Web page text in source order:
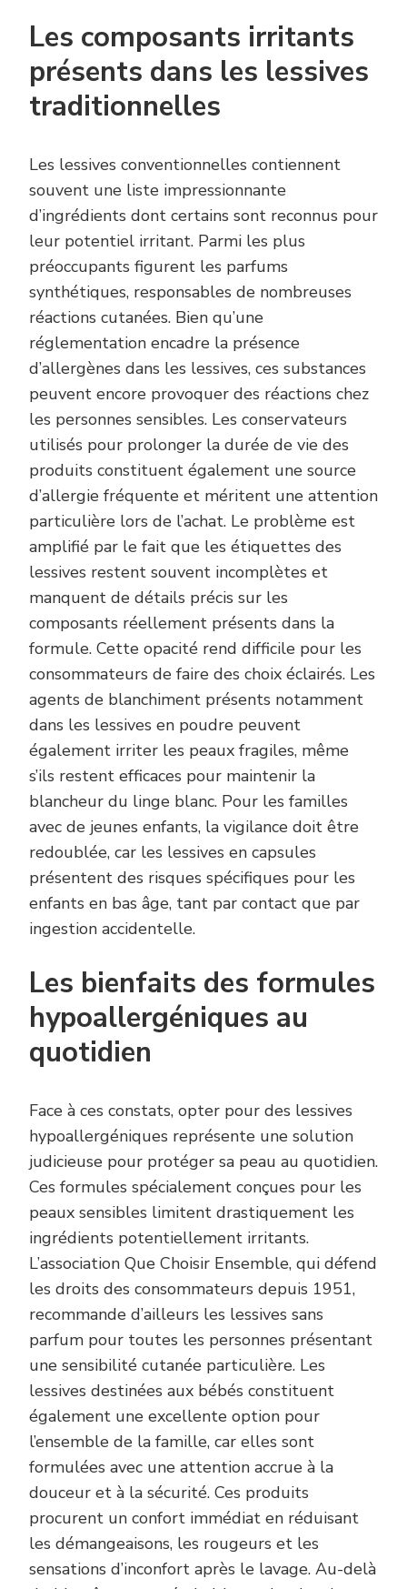
Les composants irritants
présents dans les lessives
traditionnelles
Les lessives conventionnelles contiennent
souvent une liste impressionnante
d’ingrédients dont certains sont reconnus pour
leur potentiel irritant. Parmi les plus
préoccupants figurent les parfums
synthétiques, responsables de nombreuses
réactions cutanées. Bien qu’une
réglementation encadre la présence
d’allergènes dans les lessives, ces substances
peuvent encore provoquer des réactions chez
les personnes sensibles. Les conservateurs
utilisés pour prolonger la durée de vie des
produits constituent également une source
d’allergie fréquente et méritent une attention
particulière lors de l’achat. Le problème est
amplifié par le fait que les étiquettes des
lessives restent souvent incomplètes et
manquent de détails précis sur les
composants réellement présents dans la
formule. Cette opacité rend difficile pour les
consommateurs de faire des choix éclairés. Les
agents de blanchiment présents notamment
dans les lessives en poudre peuvent
également irriter les peaux fragiles, même
s’ils restent efficaces pour maintenir la
blancheur du linge blanc. Pour les familles
avec de jeunes enfants, la vigilance doit être
redoublée, car les lessives en capsules
présentent des risques spécifiques pour les
enfants en bas âge, tant par contact que par
ingestion accidentelle.
Les bienfaits des formules
hypoallergéniques au
quotidien
Face à ces constats, opter pour des lessives
hypoallergéniques représente une solution
judicieuse pour protéger sa peau au quotidien.
Ces formules spécialement conçues pour les
peaux sensibles limitent drastiquement les
ingrédients potentiellement irritants.
L’association Que Choisir Ensemble, qui défend
les droits des consommateurs depuis 1951,
recommande d’ailleurs les lessives sans
parfum pour toutes les personnes présentant
une sensibilité cutanée particulière. Les
lessives destinées aux bébés constituent
également une excellente option pour
l’ensemble de la famille, car elles sont
formulées avec une attention accrue à la
douceur et à la sécurité. Ces produits
procurent un confort immédiat en réduisant
les démangeaisons, les rougeurs et les
sensations d’inconfort après le lavage. Au-delà